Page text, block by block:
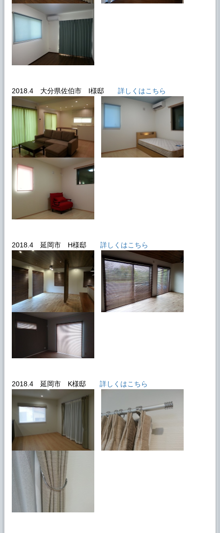
2018.4 大分県佐伯市 I様邸 詳しくはこちら
2018.4 延岡市 H様邸 詳しくはこちら
2018.4 延岡市 K様邸 詳しくはこちら